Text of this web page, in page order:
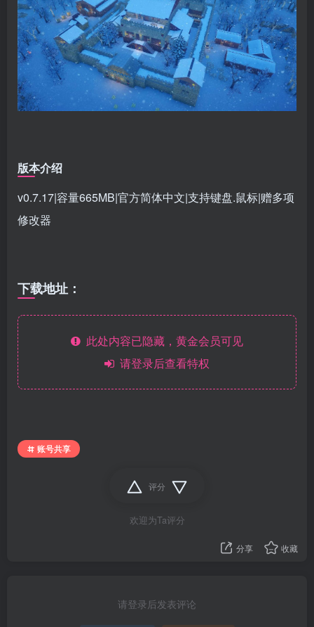
版本介绍
v0.7.17|容量665MB|官方简体中文|支持键盘.鼠标|赠多项
修改器
下载地址：
此处内容已隐藏，黄金会员可见
请登录后查看特权
账号共享
评分
欢迎为Ta评分
分享 收藏
请登录后发表评论